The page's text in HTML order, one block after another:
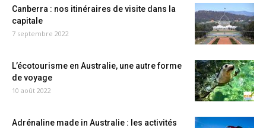
Canberra : nos itinéraires de visite dans la
capitale
7 septembre 2022
L’écotourisme en Australie, une autre forme
de voyage
10 août 2022
Adrénaline made in Australie : les activités